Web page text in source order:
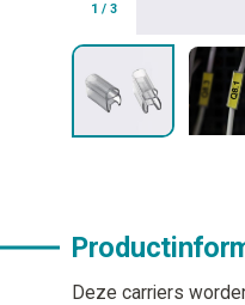
1 / 3
Deze carriers